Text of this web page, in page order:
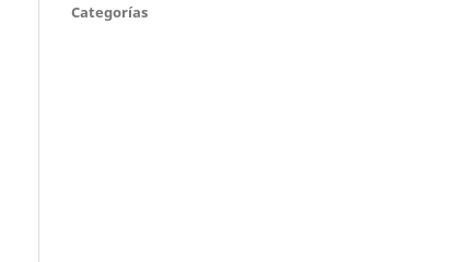
Categorías